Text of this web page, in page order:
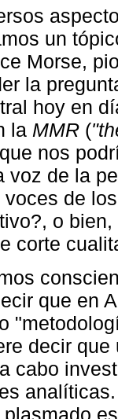
un
Morse,
la
hoy en
la MMR (
nos
voz de la
de
o
corte
que en
decir
cabo